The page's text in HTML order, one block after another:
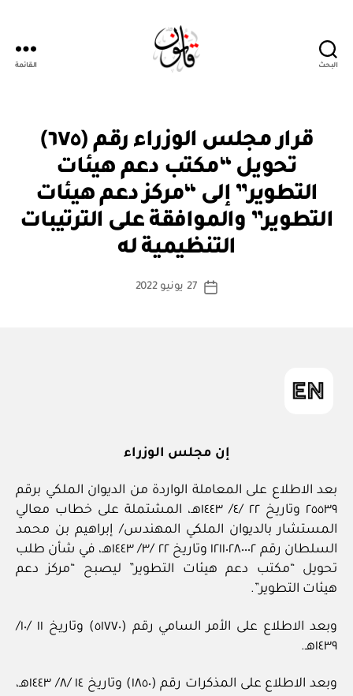
البحث القائمة
التصنيفات
قرار مجلس الوزراء رقم (٦٧٥)
تحويل “مكتب دعم هيئات
التطوير” إلى “مركز دعم هيئات
التطوير” والموافقة على الترتيبات
التنظيمية له
كاتب
بو
ا
س
ة
تاريخ
27 يونيو 2022
إن مجلس الوزراء
بعد الاطلاع على المعاملة الواردة من الديوان الملكي برقم
٢٥٥٣٩ وتاريخ ٢٢ /٤/ ١٤٤٣هـ، المشتملة على خطاب معالي
المستشار بالديوان الملكي المهندس/ إبراهيم بن محمد
السلطان رقم ١٢١١٠٢٨٠٠٠٢ وتاريخ ٢٢ /٣/ ١٤٤٣هـ، في شأن طلب
تحويل “مكتب دعم هيئات التطوير” ليصبح “مركز دعم
هيئات التطوير”.
وبعد الاطلاع على الأمر السامي رقم (٥١٧٧٠) وتاريخ ١١ /١٠/
١٤٣٩هـ.
وبعد الاطلاع على المذكرات رقم (١٨٥٠) وتاريخ ١٤ /٨/ ١٤٤٣هـ،